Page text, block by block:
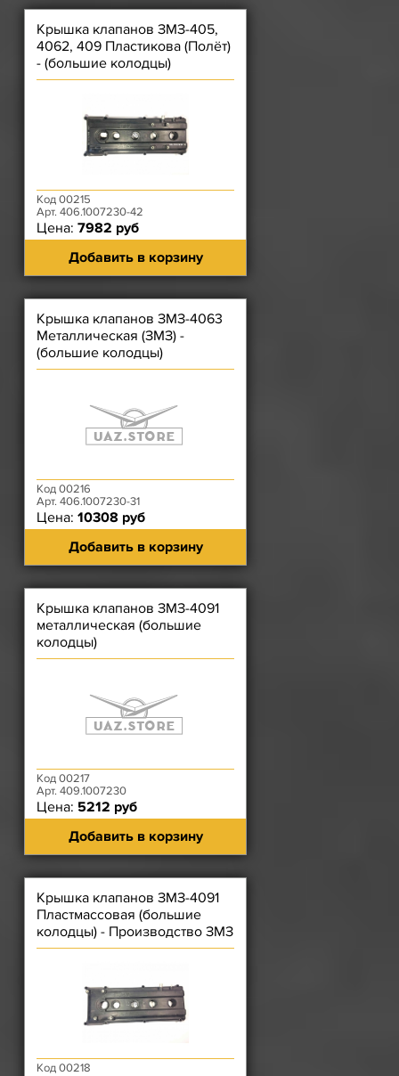
Крышка клапанов ЗМЗ-405,
4062, 409 Пластикова (Полёт)
- (большие колодцы)
Код 00215
Арт. 406.1007230-42
Цена: 7982 руб
Добавить в корзину
Крышка клапанов ЗМЗ-4063
Металлическая (ЗМЗ) -
(большие колодцы)
Код 00216
Арт. 406.1007230-31
Цена: 10308 руб
Добавить в корзину
Крышка клапанов ЗМЗ-4091
металлическая (большие
колодцы)
Код 00217
Арт. 409.1007230
Цена: 5212 руб
Добавить в корзину
Крышка клапанов ЗМЗ-4091
Пластмассовая (большие
колодцы) - Производство ЗМЗ
Код 00218